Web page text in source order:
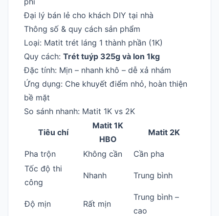
Đại lý bán lẻ cho khách DIY tại nhà
Thông số & quy cách sản phẩm
Loại: Matit trét láng 1 thành phần (1K)
Quy cách: Trét tuýp 325g và lon 1kg
Đặc tính: Mịn – nhanh khô – dễ xả nhám
Ứng dụng: Che khuyết điểm nhỏ, hoàn thiện
bề mặt
So sánh nhanh: Matit 1K vs 2K
Tiêu chí
Matit 1K
HBO
Matit 2K
Pha trộn Không cần
Cần pha
Tốc độ thi
công
Nhanh Trung bình
Độ mịn Rất mịn
Trung bình –
cao